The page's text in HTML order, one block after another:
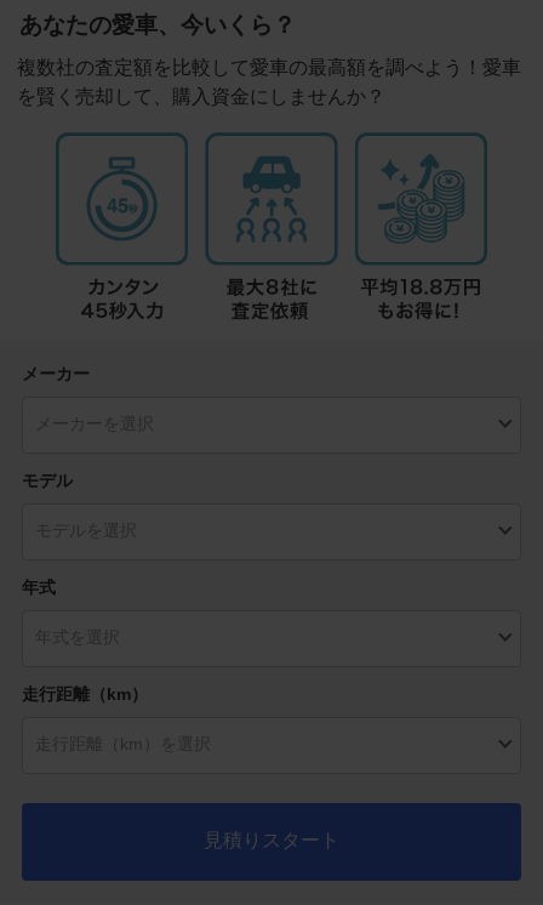
あなたの愛車、今いくら？
複数社の査定額を比較して愛車の最高額を調べよう！愛車
を賢く売却して、購入資金にしませんか？
メーカー
モデル
年式
走行距離（km）
見積りスタート